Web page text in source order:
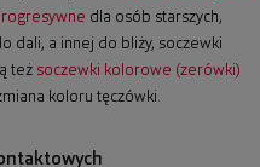
dla osób starszych,
dali, a innej do bliży, soczewki
też soczewki kolorowe (zerówki)
koloru tęczówki.